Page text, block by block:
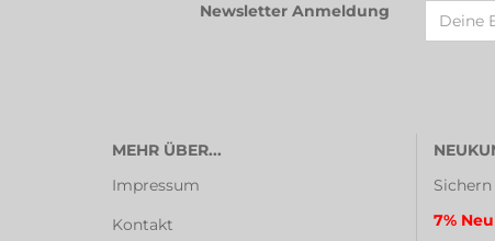
Newsletter Anmeldung
MEHR ÜBER...
Impressum
Kontakt
7%